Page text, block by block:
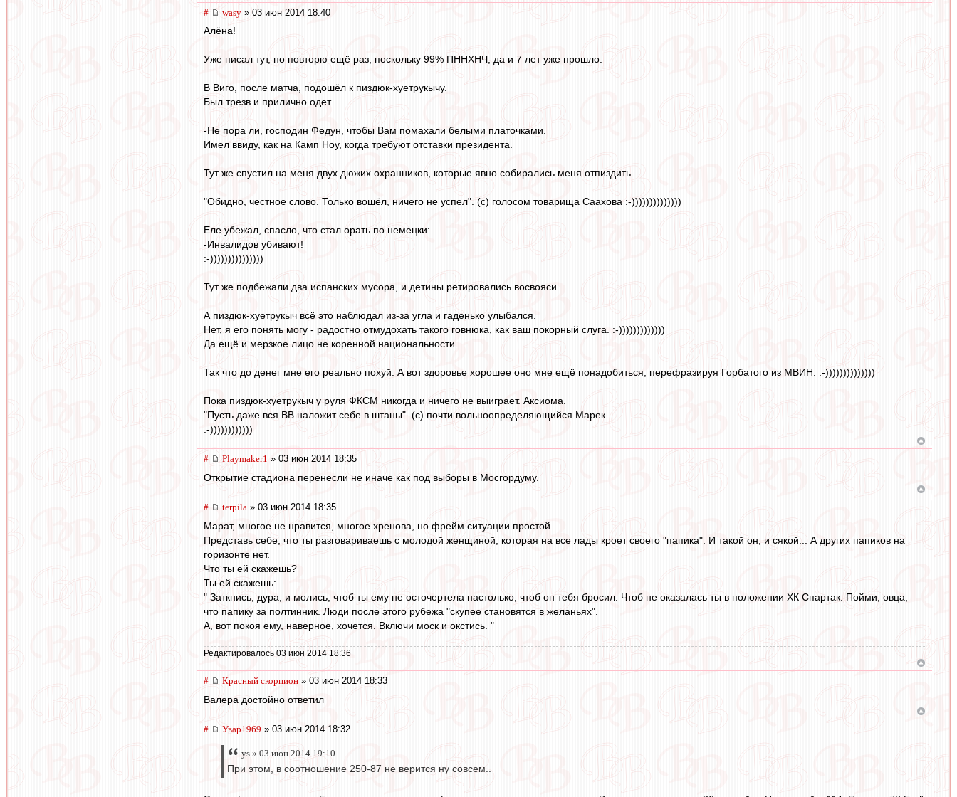
# wasy » 03 июн 2014 18:40
Алёна!
Уже писал тут, но повторю ещё раз, поскольку 99% ПННХНЧ, да и 7 лет уже прошло.
В Виго, после матча, подошёл к пиздюк-хуетрукычу.
Был трезв и прилично одет.
-Не пора ли, господин Федун, чтобы Вам помахали белыми платочками.
Имел ввиду, как на Камп Ноу, когда требуют отставки президента.
Тут же спустил на меня двух дюжих охранников, которые явно собирались меня отпиздить.
"Обидно, честное слово. Только вошёл, ничего не успел". (с) голосом товарища Саахова :-))))))))))))))
Еле убежал, спасло, что стал орать по немецки:
-Инвалидов убивают!
:-)))))))))))))))
Тут же подбежали два испанских мусора, и детины ретировались восвояси.
А пиздюк-хуетрукыч всё это наблюдал из-за угла и гаденько улыбался.
Нет, я его понять могу - радостно отмудохать такого говнюка, как ваш покорный слуга. :-)))))))))))))
Да ещё и мерзкое лицо не коренной национальности.
Так что до денег мне его реально похуй. А вот здоровье хорошее оно мне ещё понадобиться, перефразируя Горбатого из МВИН. :-))))))))))))))
Пока пиздюк-хуетрукыч у руля ФКСМ никогда и ничего не выиграет. Аксиома.
"Пусть даже вся ВВ наложит себе в штаны". (с) почти вольноопределяющийся Марек
:-))))))))))))
# Playmaker1 » 03 июн 2014 18:35
Открытие стадиона перенесли не иначе как под выборы в Мосгордуму.
# terpila » 03 июн 2014 18:35
Марат, многое не нравится, многое хренова, но фрейм ситуации простой.
Представь себе, что ты разговариваешь с молодой женщиной, которая на все лады кроет своего "папика". И такой он, и сякой... А других папиков на
горизонте нет.
Что ты ей скажешь?
Ты ей скажешь:
" Заткнись, дура, и молись, чтоб ты ему не осточертела настолько, чтоб он тебя бросил. Чтоб не оказалась ты в положении ХК Спартак. Пойми, овца,
что папику за полтинник. Люди после этого рубежа "скупее становятся в желаньях".
А, вот покоя ему, наверное, хочется. Включи моск и окстись. "
Редактировалось 03 июн 2014 18:36
# Красный скорпион » 03 июн 2014 18:33
Валера достойно ответил
# Увар1969 » 03 июн 2014 18:32
ys » 03 июн 2014 19:10
При этом, в соотношение 250-87 не верится ну совсем..